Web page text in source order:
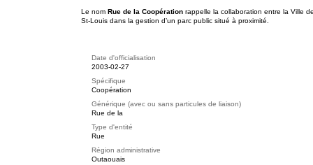
Le nom Rue de la Coopération rappelle la collaboration entre la Ville
St-Louis dans la gestion d’un parc public situé à proximité.
Date d'officialisation
2003-02-27
Spécifique
Coopération
Générique (avec ou sans particules de liaison)
Rue de la
Type d'entité
Rue
Région administrative
Outaouais